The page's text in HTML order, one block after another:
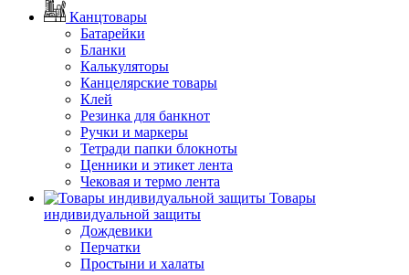
Канцтовары
Батарейки
Бланки
Калькуляторы
Канцелярские товары
Клей
Резинка для банкнот
Ручки и маркеры
Тетради папки блокноты
Ценники и этикет лента
Чековая и термо лента
Товары
индивидуальной защиты
Дождевики
Перчатки
Простыни и халаты